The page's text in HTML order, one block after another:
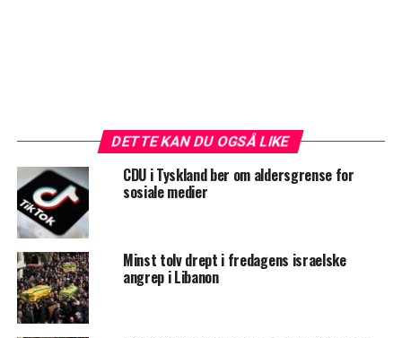
DETTE KAN DU OGSÅ LIKE
CDU i Tyskland ber om aldersgrense for
sosiale medier
Minst tolv drept i fredagens israelske
angrep i Libanon